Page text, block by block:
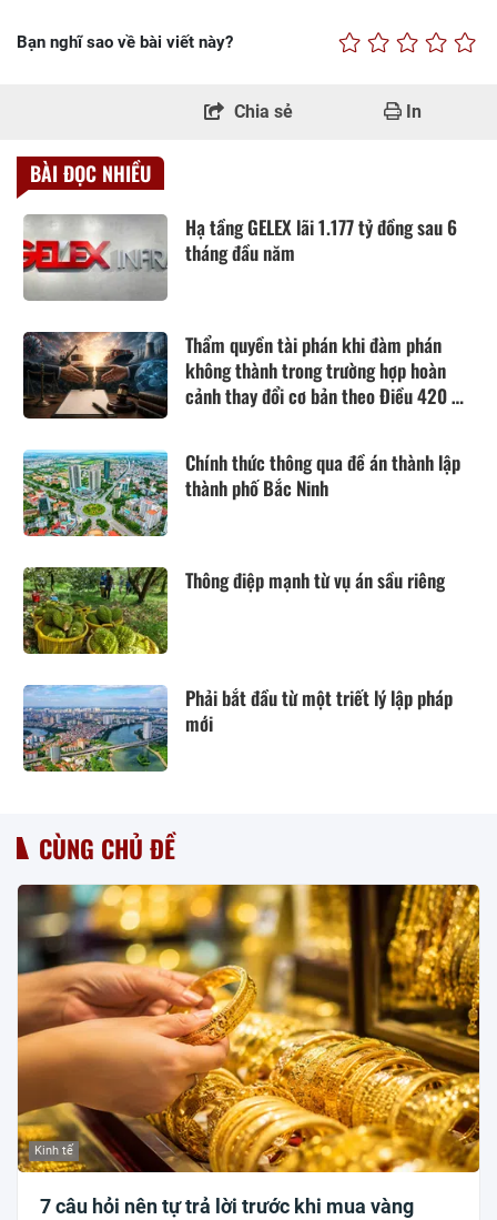
Bạn nghĩ sao về bài viết này?
Chia sẻ In
BÀI ĐỌC NHIỀU
Hạ tầng GELEX lãi 1.177 tỷ đồng sau 6
tháng đầu năm
Thẩm quyền tài phán khi đàm phán
không thành trong trường hợp hoàn
cảnh thay đổi cơ bản theo Điều 420 Bộ
Chính thức thông qua đề án thành lập
thành phố Bắc Ninh
Thông điệp mạnh từ vụ án sầu riêng
Phải bắt đầu từ một triết lý lập pháp
mới
CÙNG CHỦ ĐỀ
Kinh tế
7 câu hỏi nên tự trả lời trước khi mua vàng